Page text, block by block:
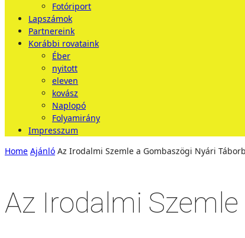
Fotóriport
Lapszámok
Partnereink
Korábbi rovataink
Éber
nyitott
eleven
kovász
Naplopó
Folyamirány
Impresszum
Home Ajánló Az Irodalmi Szemle a Gombaszögi Nyári
Az Irodalmi